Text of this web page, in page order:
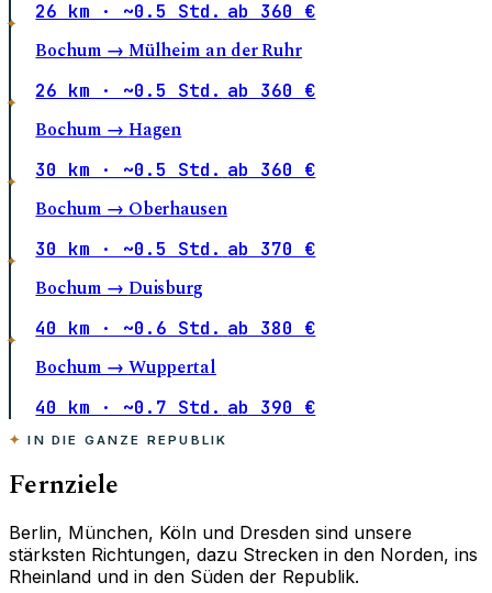
26 km · ~0.5 Std. ab 360 €
Bochum →Mülheim an der Ruhr
26 km · ~0.5 Std. ab 360 €
Bochum →Hagen
30 km · ~0.5 Std. ab 360 €
Bochum →Oberhausen
30 km · ~0.5 Std. ab 370 €
Bochum →Duisburg
40 km · ~0.6 Std. ab 380 €
Bochum →Wuppertal
40 km · ~0.7 Std. ab 390 €
IN DIE GANZE REPUBLIK
Fernziele
Berlin, München, Köln und Dresden sind unsere
stärksten Richtungen, dazu Strecken in den Norden, ins
Rheinland und in den Süden der Republik.